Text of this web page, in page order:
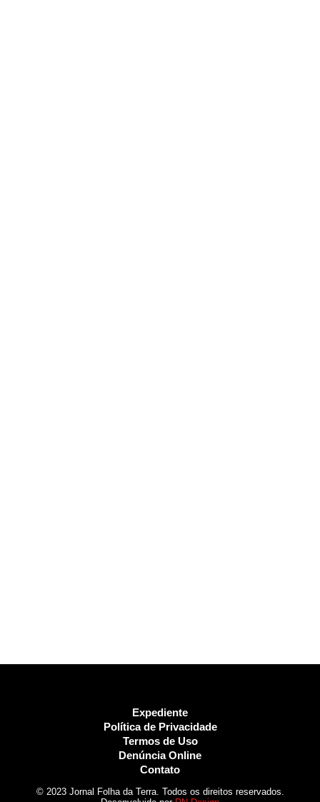
Expediente
Política de Privacidade
Termos de Uso
Denúncia Online
Contato
© 2023 Jornal Folha da Terra. Todos os direitos reservados.